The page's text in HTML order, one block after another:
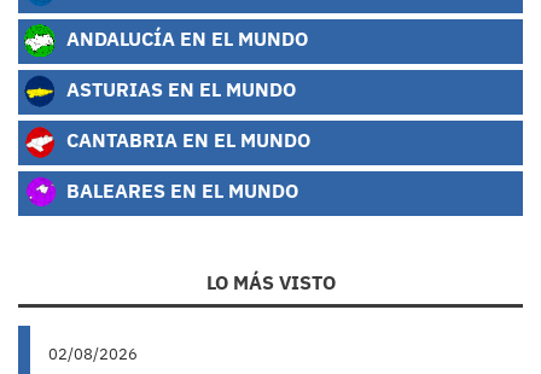
ANDALUCÍA EN EL MUNDO
ASTURIAS EN EL MUNDO
CANTABRIA EN EL MUNDO
BALEARES EN EL MUNDO
LO MÁS VISTO
02/08/2026